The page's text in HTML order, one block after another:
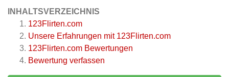
INHALTSVERZEICHNIS
123Flirten.com
Unsere Erfahrungen mit 123Flirten.com
123Flirten.com Bewertungen
Bewertung verfassen